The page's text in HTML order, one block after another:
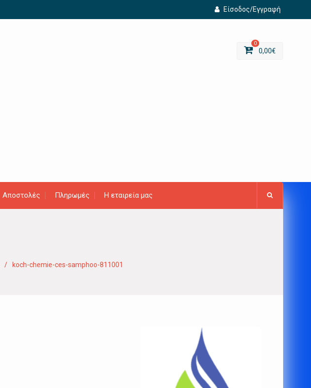
Είσοδος/Εγγραφή
0
0,00€
Αποστολές Πληρωμές Η εταιρεία μας
koch-chemie-ces-samphoo-811001